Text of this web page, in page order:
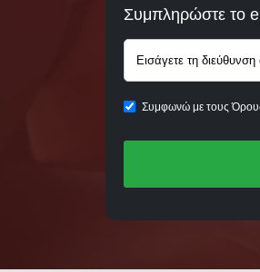
Συμπληρώστε το
Συμφωνώ με τους